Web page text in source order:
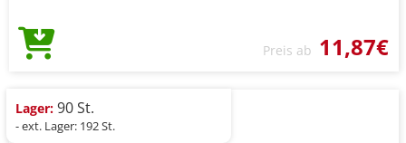
Preis ab 11,87€
Lager: 90 St.
- ext. Lager: 192 St.